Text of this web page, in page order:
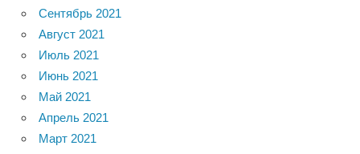
Сентябрь 2021
Август 2021
Июль 2021
Июнь 2021
Май 2021
Апрель 2021
Март 2021